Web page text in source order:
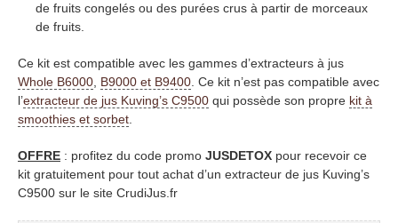
de fruits congelés ou des purées crus à partir de morceaux
de fruits.
Ce kit est compatible avec les gammes d’extracteurs à jus
Whole B6000 B9000 et B9400 . Ce kit n’est pas compatible avec
l’extracteur de jus Kuving’s C9500 qui possède son propre kit à
smoothies et sorbet
OFFRE : profitez du code promo JUSDETOX pour recevoir ce
kit gratuitement pour tout achat d’un extracteur de jus Kuving’s
C9500 sur le site CrudiJus.fr